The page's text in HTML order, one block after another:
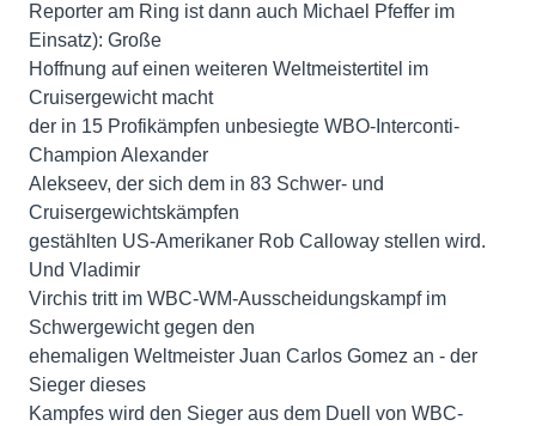
Reporter am Ring ist dann auch Michael Pfeffer im
Einsatz): Große
Hoffnung auf einen weiteren Weltmeistertitel im
Cruisergewicht macht
der in 15 Profikämpfen unbesiegte WBO-Interconti-
Champion Alexander
Alekseev, der sich dem in 83 Schwer- und
Cruisergewichtskämpfen
gestählten US-Amerikaner Rob Calloway stellen wird.
Und Vladimir
Virchis tritt im WBC-WM-Ausscheidungskampf im
Schwergewicht gegen den
ehemaligen Weltmeister Juan Carlos Gomez an - der
Sieger dieses
Kampfes wird den Sieger aus dem Duell von WBC-